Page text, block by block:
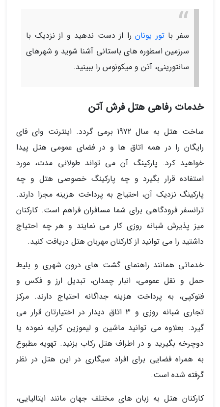
سفر باتور یونانرا از دست ندهید و از نزدیک با
سرزمین اسطوره های باستانی آشنا شوید و شهرهای
سانتورینی، آتن و میکونوس را ببینید.
خدمات رفاهی هتل فرش آتن
ساخت هتل به سال 1972 برمی گردد. اینترنت وای فای
رایگان را در همه اتاق ها و در فضای عمومی هتل پیدا
خواهید کرد. پارکینگ آن می تواند طولانی مدت، مورد
استفاده قرار بگیرد و چه پارکینگ خصوصی هتل و چه
پارکینگ نزدیک آن، احتیاج به پرداخت هزینه مجزا دارند.
ترانسفر فرودگاهی برای شما مسافران فراهم است. کارکنان
میز پذیرش شبانه روزی کار می نمایند و هر چه احتیاج
داشتید را می توانید از کارکنان مهربان هتل دریافت کنید.
خدماتی همانند راهنمای گشت های درون شهری و بلیط
حمل و نقل عمومی، انبار چمدان، تبدیل ارز و فکس و
فتوکپی، به پرداخت هزینه جداگانه احتیاج دارند. مرکز
تجاری شبانه روزی و 3 اتاق دیدار در اختیارتان قرار می
گیرد. بعلاوه می توانید ماشین و لیموزین کرایه نموده یا
دوچرخه بگیرید و در اطراف هتل رکاب بزنید. تهویه مطبوع
به همراه فضایی برای افراد سیگاری در این هتل در نظر
گرفته شده است.
کارکنان هتل به زبان های مختلف جهان مانند ایتالیایی،